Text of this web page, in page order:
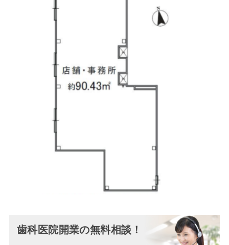
歯科医院開業の無料相談！